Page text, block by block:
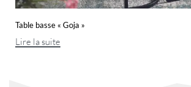
Table basse « Goja »
Lire la suite